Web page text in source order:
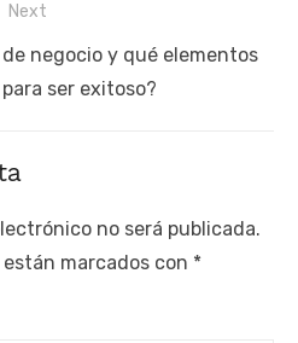
Next
negocio y qué elementos
ser exitoso?
no será publicada.
marcados con *